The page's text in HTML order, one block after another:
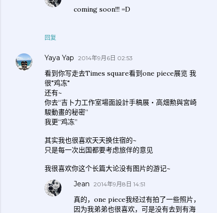
回复
coming soon!!! =D
Yaya Yap 2014年9月6日 02:53
看到你写走去Times square看到one piece展览 我
很"鸡冻"
还有~
你去“吉卜力工作室場面設計手稿展‧高畑勲與宮崎
駿動畫的秘密”
我更“鸡冻”
其实我也很喜欢天天换住宿的~
只是每一次出国都要考虑旅伴的意见
我很喜欢你这个长篇大论没有图片的游记~
Jean 2014年9月8日 14:51
真的，one piece我经过有拍了一些照片，
因为我弟弟也很喜欢，可是没有去到有海